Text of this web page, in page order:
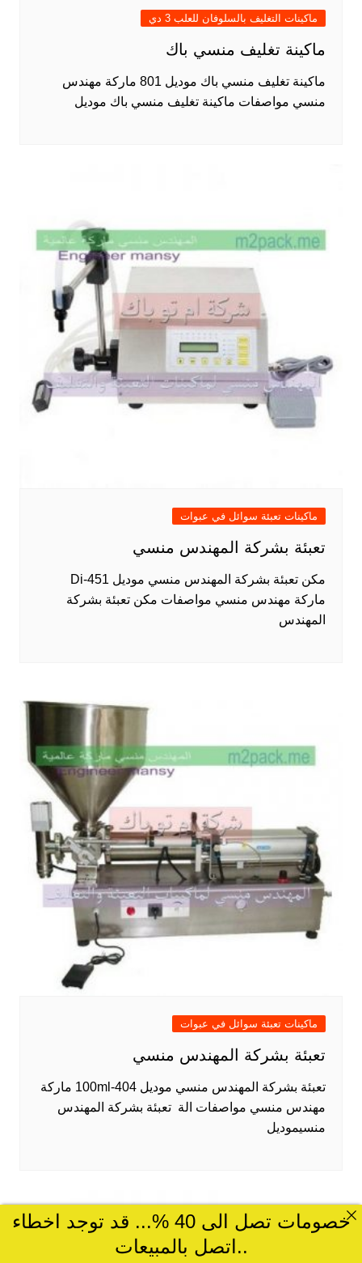
ماكينات التغليف بالسلوفان للعلب 3 دي
ماكينة تغليف منسي باك
ماكينة تغليف منسي باك موديل 801 ماركة مهندس
منسي مواصفات ماكينة تغليف منسي باك موديل
ماكينات تعبئة سوائل في عبوات
تعبئة بشركة المهندس منسي
مكن تعبئة بشركة المهندس منسي موديل 451-Di
ماركة مهندس منسي مواصفات مكن تعبئة بشركة
المهندس
ماكينات تعبئة سوائل في عبوات
تعبئة بشركة المهندس منسي
تعبئة بشركة المهندس منسي موديل 404-100ml ماركة
مهندس منسي مواصفات الة تعبئة بشركة المهندس
منسيموديل
خصومات تصل الى 40 %... قد توجد اخطاء
..اتصل بالمبيعات